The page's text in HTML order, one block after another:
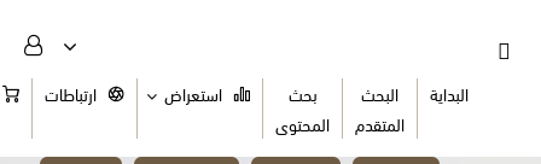
البحث
بحث
المحتوى
استعراض ارتباطات السلة